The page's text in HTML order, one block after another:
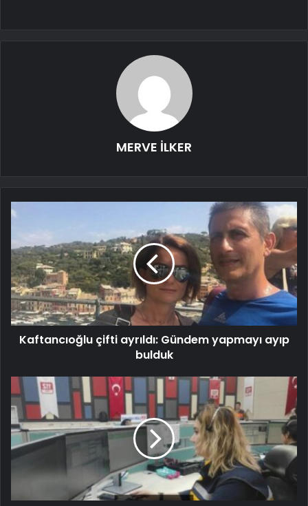
MERVE İLKER
Kaftancıoğlu çifti ayrıldı: Gündem yapmayı ayıp
bulduk